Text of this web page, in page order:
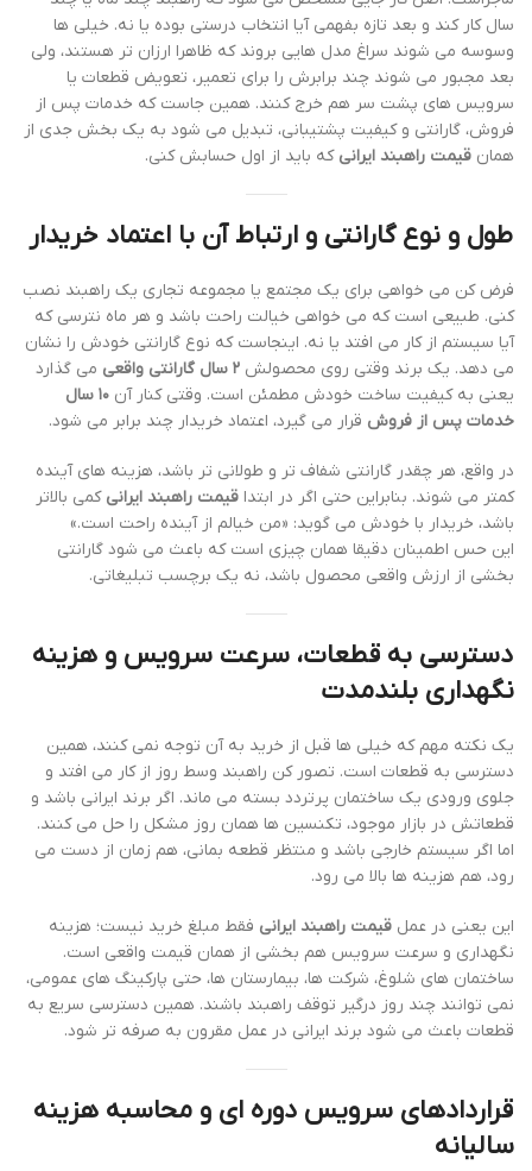
سال کار کند و بعد تازه بفهمی آیا انتخاب درستی بوده یا نه. خیلی ها
وسوسه می شوند سراغ مدل هایی بروند که ظاهرا ارزان تر هستند، ولی
بعد مجبور می شوند چند برابرش را برای تعمیر، تعویض قطعات یا
سرویس های پشت سر هم خرج کنند. همین جاست که خدمات پس از
فروش، گارانتی و کیفیت پشتیبانی، تبدیل می شود به یک بخش جدی از
همان قیمت راهبند ایرانی که باید از اول حسابش کنی.
طول و نوع گارانتی و ارتباط آن با اعتماد خریدار
فرض کن می خواهی برای یک مجتمع یا مجموعه تجاری یک راهبند نصب
کنی. طبیعی است که می خواهی خیالت راحت باشد و هر ماه نترسی که
آیا سیستم از کار می افتد یا نه. اینجاست که نوع گارانتی خودش را نشان
می دهد. یک برند وقتی روی محصولش ۲ سال گارانتی واقعی
می گذارد
یعنی به کیفیت ساخت خودش مطمئن است. وقتی کنار آن
۱۰ سال
خدمات پس از فروش قرار می گیرد، اعتماد خریدار چند برابر می شود.
در واقع، هر چقدر گارانتی شفاف تر و طولانی تر باشد، هزینه های آینده
کمتر می شوند. بنابراین حتی اگر در ابتدا قیمت راهبند ایرانی کمی بالاتر
باشد، خریدار با خودش می گوید: «من خیالم از آینده راحت است.»
این حس اطمینان دقیقا همان چیزی است که باعث می شود گارانتی
بخشی از ارزش واقعی محصول باشد، نه یک برچسب تبلیغاتی.
دسترسی به قطعات، سرعت سرویس و هزینه
نگهداری بلندمدت
یک نکته مهم که خیلی ها قبل از خرید به آن توجه نمی کنند، همین
دسترسی به قطعات است. تصور کن راهبند وسط روز از کار می افتد و
جلوی ورودی یک ساختمان پرتردد بسته می ماند. اگر برند ایرانی باشد و
قطعاتش در بازار موجود، تکنسین ها همان روز مشکل را حل می کنند.
اما اگر سیستم خارجی باشد و منتظر قطعه بمانی، هم زمان از دست می
رود، هم هزینه ها بالا می رود.
این یعنی در عمل قیمت راهبند ایرانی فقط مبلغ خرید نیست؛ هزینه
نگهداری و سرعت سرویس هم بخشی از همان قیمت واقعی است.
ساختمان های شلوغ، شرکت ها، بیمارستان ها، حتی پارکینگ های عمومی،
نمی توانند چند روز درگیر توقف راهبند باشند. همین دسترسی سریع به
قطعات باعث می شود برند ایرانی در عمل مقرون به صرفه تر شود.
قراردادهای سرویس دوره ای و محاسبه هزینه
سالیانه